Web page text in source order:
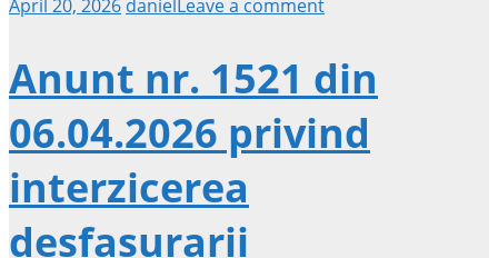
April 20, 2026 danielLeave a comment
Anunt nr. 1521 din
06.04.2026 privind
interzicerea
desfasurarii